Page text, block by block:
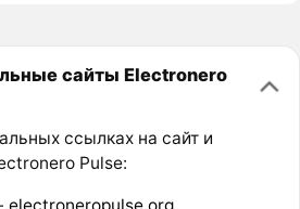
сайты Electronero
ссылках на сайт и
Pulse: